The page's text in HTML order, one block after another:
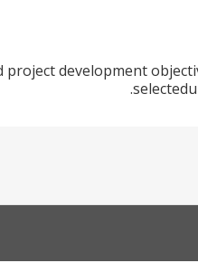
project development